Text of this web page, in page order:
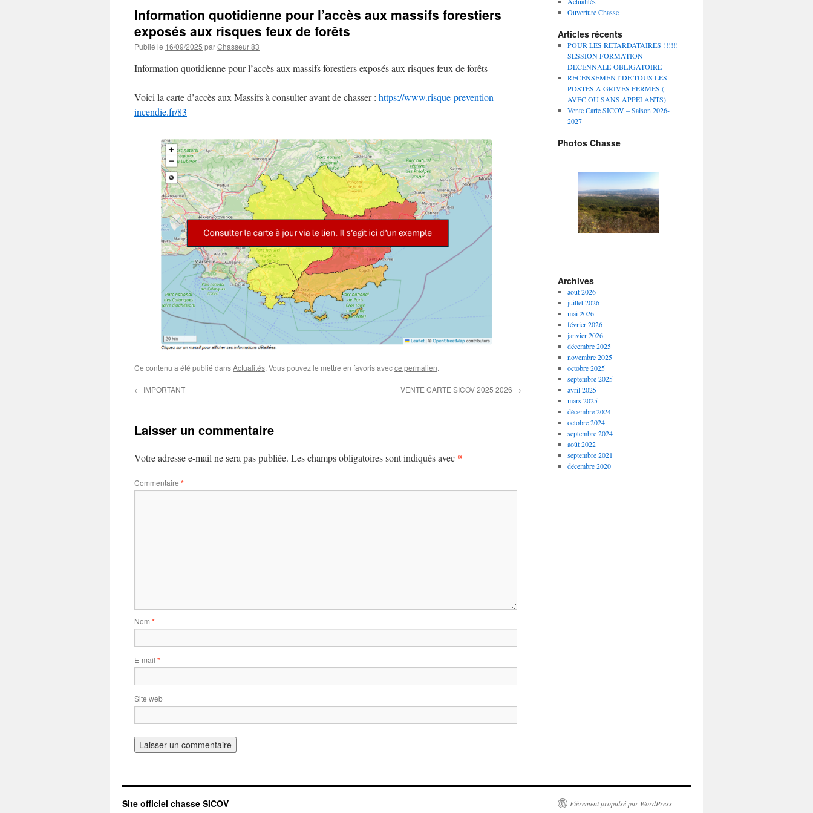
Information quotidienne pour l’accès aux massifs forestiers
exposés aux risques feux de forêts
Publié le 16/09/2025 parChasseur 83
Information quotidienne pour l’accès aux massifs forestiers exposés aux risques feux de forêts
Voici la carte d’accès aux Massifs à consulter avant de chasser : https://www.risque-prevention-
incendie.fr/83
Ce contenu a été publié dansActualités. Vous pouvez le mettre en favoris avecce permalien.
← IMPORTANT VENTE CARTE SICOV 2025 2026 →
Laisser un commentaire
Votre adresse e-mail ne sera pas publiée. Les champs obligatoires sont indiqués avec *
Commentaire *
Nom *
E-mail *
Site web
Ouverture Chasse
Articles récents
POUR LES RETARDATAIRES !!!!!!
SESSION FORMATION
DECENNALE OBLIGATOIRE
RECENSEMENT DE TOUS LES
POSTES A GRIVES FERMES (
AVEC OU SANS APPELANTS)
Vente Carte SICOV – Saison 2026-
2027
Photos Chasse
Archives
août 2026
juillet 2026
mai 2026
février 2026
janvier 2026
décembre 2025
novembre 2025
octobre 2025
septembre 2025
avril 2025
mars 2025
décembre 2024
octobre 2024
septembre 2024
août 2022
septembre 2021
décembre 2020
Site officiel chasse SICOV Fièrement propulsé par WordPress